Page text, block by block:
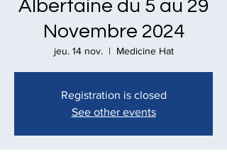
Albertaine du 5 au 29
Novembre 2024
jeu. 14 nov.
  |
Medicine Hat
Registration is closed
See other events